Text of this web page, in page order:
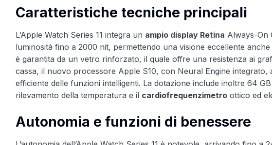
Caratteristiche tecniche principali
L’Apple Watch Series 11 integra un ampio display Retina Always-On
luminosità fino a 2000 nit, permettendo una visione eccellente
è garantita da un vetro rinforzato, il quale offre una resistenza ai
cassa, il nuovo processore Apple S10, con Neural Engine integrato,
efficiente delle funzioni intelligenti. La dotazione include inoltre 64
rilevamento della temperatura e il cardiofrequenzimetro ottico ed
Autonomia e funzioni di benessere